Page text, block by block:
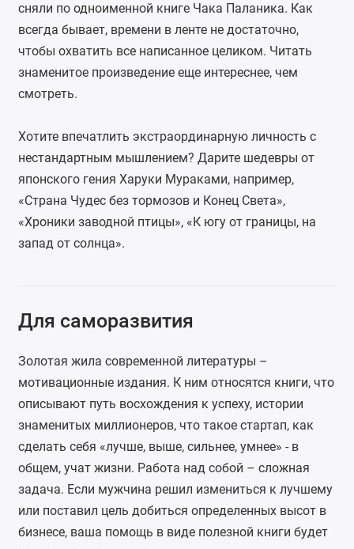
сняли по одноименной книге Чака Паланика. Как
всегда бывает, времени в ленте не достаточно,
чтобы охватить все написанное целиком. Читать
знаменитое произведение еще интереснее, чем
смотреть.
Хотите впечатлить экстраординарную личность с
нестандартным мышлением? Дарите шедевры от
японского гения Харуки Мураками, например,
«Страна Чудес без тормозов и Конец Света»,
«Хроники заводной птицы», «К югу от границы, на
запад от солнца».
Для саморазвития
Золотая жила современной литературы –
мотивационные издания. К ним относятся книги, что
описывают путь восхождения к успеху, истории
знаменитых миллионеров, что такое стартап, как
сделать себя «лучше, выше, сильнее, умнее» - в
общем, учат жизни. Работа над собой – сложная
задача. Если мужчина решил измениться к лучшему
или поставил цель добиться определенных высот в
бизнесе, ваша помощь в виде полезной книги будет